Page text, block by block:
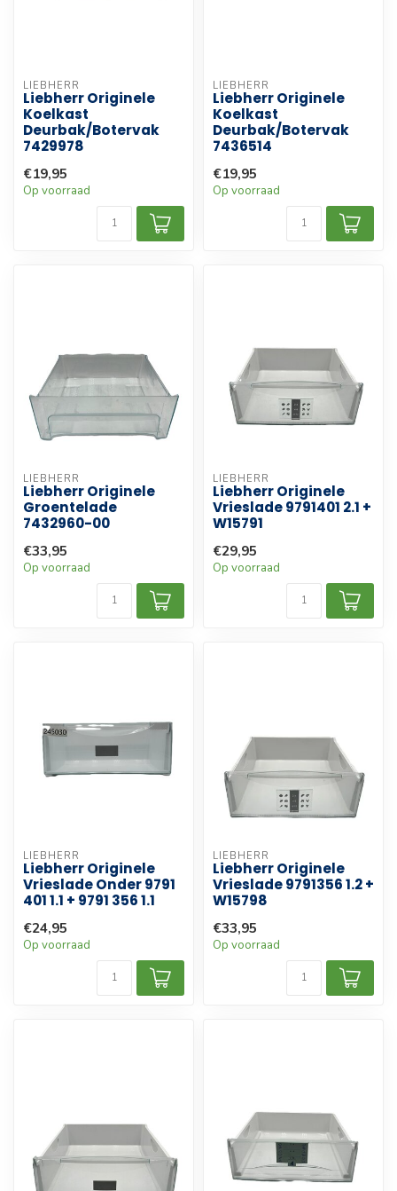
LIEBHERR
Liebherr Originele
Koelkast
Deurbak/Botervak
7429978
€19,95
Op voorraad
LIEBHERR
Liebherr Originele
Koelkast
Deurbak/Botervak
7436514
€19,95
Op voorraad
LIEBHERR
Liebherr Originele
Groentelade
7432960-00
€33,95
Op voorraad
LIEBHERR
Liebherr Originele
Vrieslade 9791401 2.1 +
W15791
€29,95
Op voorraad
LIEBHERR
Liebherr Originele
Vrieslade Onder 9791
401 1.1 + 9791 356 1.1
€24,95
Op voorraad
LIEBHERR
Liebherr Originele
Vrieslade 9791356 1.2 +
W15798
€33,95
Op voorraad